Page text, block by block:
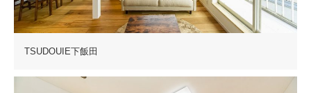
TSUDOUIE下飯田